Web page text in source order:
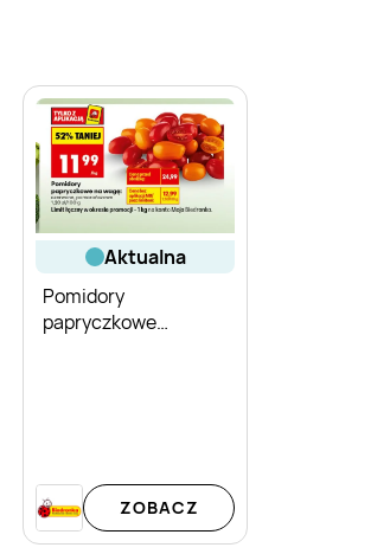
aktualna
Pomidory
papryczkowe
ZOBACZ